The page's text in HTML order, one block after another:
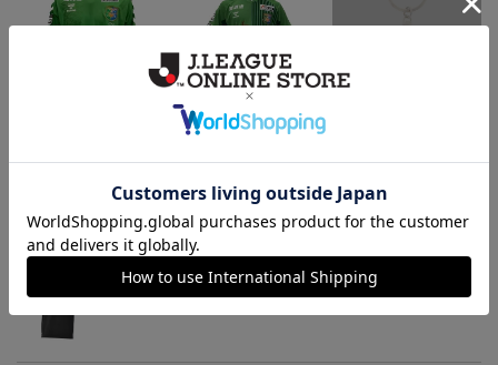
19,250円～20,350円
2021オーセンティックユ
16,500円～18,700円 990円
トピックス
Ｊリーグ
多種多様なアパレルアイテムはこちら！！